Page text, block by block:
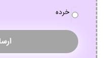
خرده